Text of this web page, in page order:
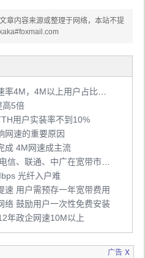
章内容来源或整理于网络，本站不提
广东电信：宽带用户平均速率4M，4M以上用户占比达60%
高5倍
用户实装率不到10%
网速的重要原因
成 4M网速成主流
移动将拿固网宽带牌照 与电信、联通、中广在宽带市场上演“四国大战”
光纤入户难
速 用户需预存一年宽带费用
络 鼓励用户一次性免费安装
年政企网速10M以上
广告 x